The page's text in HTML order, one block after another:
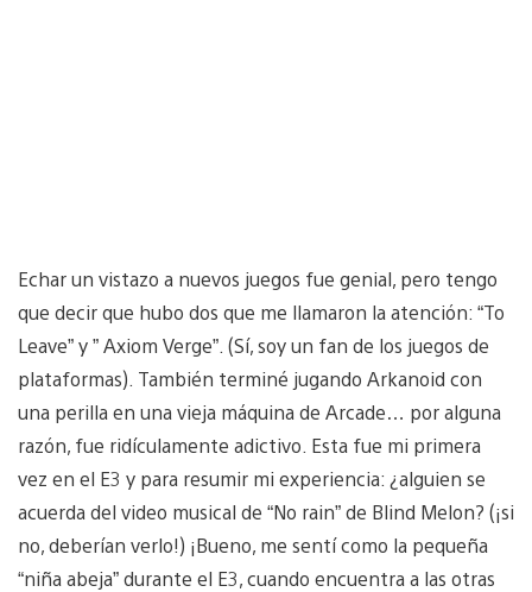
Echar un vistazo a nuevos juegos fue genial, pero tengo
que decir que hubo dos que me llamaron la atención: “To
Leave” y ” Axiom Verge”. (Sí, soy un fan de los juegos de
plataformas). También terminé jugando Arkanoid con
una perilla en una vieja máquina de Arcade… por alguna
razón, fue ridículamente adictivo. Esta fue mi primera
vez en el E3 y para resumir mi experiencia: ¿alguien se
acuerda del video musical de “No rain” de Blind Melon? (¡si
no, deberían verlo!) ¡Bueno, me sentí como la pequeña
“niña abeja” durante el E3, cuando encuentra a las otras